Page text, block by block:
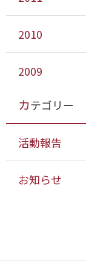
2010
2009
カテゴリー
活動報告
お知らせ